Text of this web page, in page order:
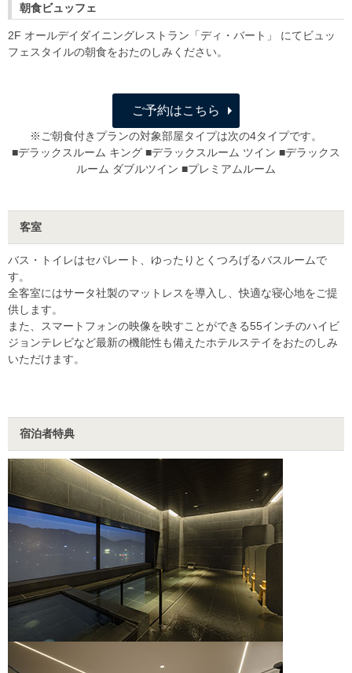
朝食ビュッフェ
2F オールデイダイニングレストラン「ディ・バート」 にてビュッ
フェスタイルの朝食をおたのしみください。
ご予約はこちら
※ご朝食付きプランの対象部屋タイプは次の4タイプです。
■デラックスルーム キング ■デラックスルーム ツイン ■デラックス
ルーム ダブルツイン ■プレミアムルーム
客室
バス・トイレはセパレート、ゆったりとくつろげるバスルームで
す。
全客室にはサータ社製のマットレスを導入し、快適な寝心地をご提
供します。
また、スマートフォンの映像を映すことができる55インチのハイビ
ジョンテレビなど最新の機能性も備えたホテルステイをおたのしみ
いただけます。
宿泊者特典